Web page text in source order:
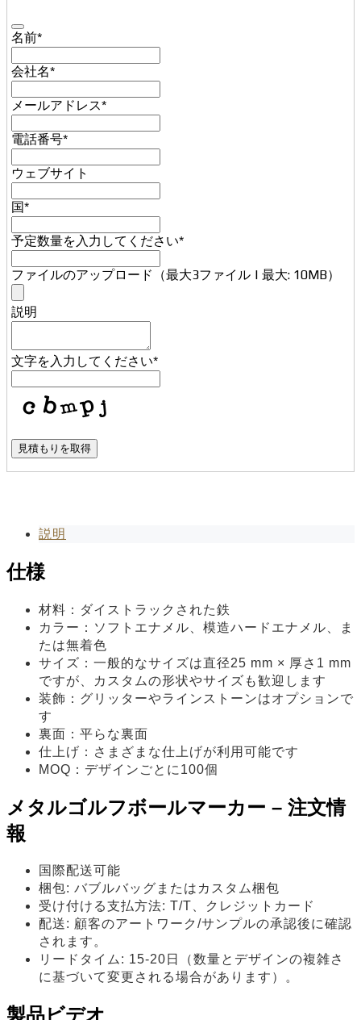
名前*
会社名*
メールアドレス*
電話番号*
ウェブサイト
国*
Contact
Email*
予定数量を入力してください*
ファイルのアップロード（最大3ファイル | 最大: 10MB）
説明
文字を入力してください*
見積もりを取得
説明
仕様
材料：ダイストラックされた鉄
カラー：ソフトエナメル、模造ハードエナメル、ま
たは無着色
サイズ：一般的なサイズは直径25 mm × 厚さ1 mm
ですが、カスタムの形状やサイズも歓迎します
装飾：グリッターやラインストーンはオプションで
す
裏面：平らな裏面
仕上げ：さまざまな仕上げが利用可能です
MOQ：デザインごとに100個
メタルゴルフボールマーカー – 注文情
報
国際配送可能
梱包: バブルバッグまたはカスタム梱包
受け付ける支払方法: T/T、クレジットカード
配送: 顧客のアートワーク/サンプルの承認後に確認
されます。
リードタイム: 15-20日（数量とデザインの複雑さ
に基づいて変更される場合があります）。
製品ビデオ